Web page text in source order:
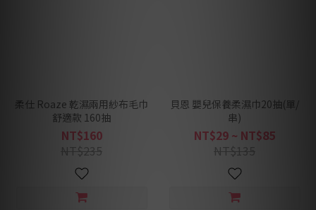
柔仕 Roaze 乾濕兩用紗布毛巾
舒適款 160抽
NT$160
NT$235
貝恩 嬰兒保養柔濕巾20抽(單/
串)
NT$29 ~ NT$85
NT$135